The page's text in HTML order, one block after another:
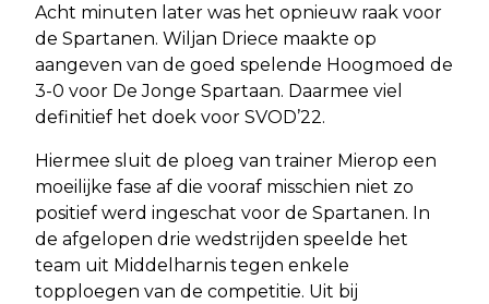
Acht minuten later was het opnieuw raak voor
de Spartanen. Wiljan Driece maakte op
aangeven van de goed spelende Hoogmoed de
3-0 voor De Jonge Spartaan. Daarmee viel
definitief het doek voor SVOD’22.
Hiermee sluit de ploeg van trainer Mierop een
moeilijke fase af die vooraf misschien niet zo
positief werd ingeschat voor de Spartanen. In
de afgelopen drie wedstrijden speelde het
team uit Middelharnis tegen enkele
topploegen van de competitie. Uit bij